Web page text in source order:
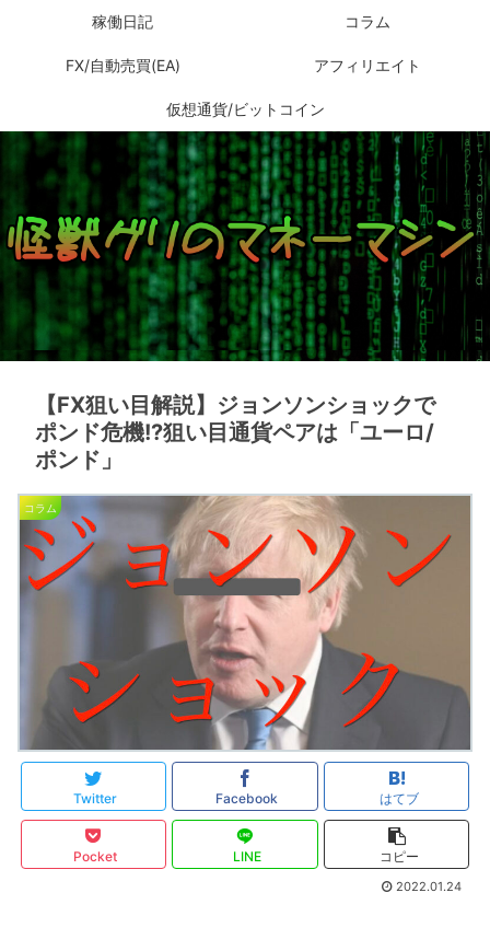
稼働日記 コラム
FX/自動売買(EA) アフィリエイト
仮想通貨/ビットコイン
【FX狙い目解説】ジョンソンショックで
ポンド危機!?狙い目通貨ペアは「ユーロ/
ポンド」
コラム
Twitter Facebook はてブ
Pocket LINE コピー
2022.01.24